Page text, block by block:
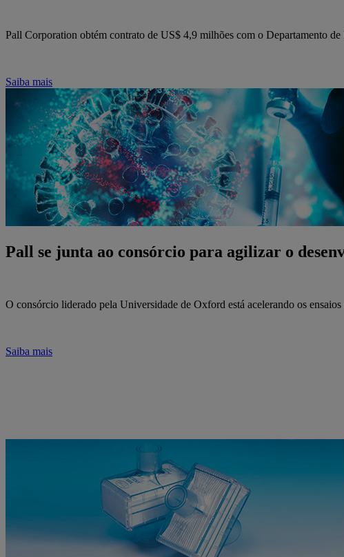
Pall Corporation obtém contrato de US$ 4,9 milhões com o Departamento
Saiba mais
Pall se junta ao consórcio para agilizar o
O consórcio liderado pela Universidade de Oxford está acelerando os
Saiba mais